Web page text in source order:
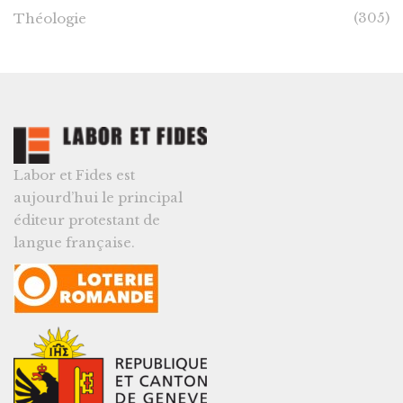
Théologie (305)
Labor et Fides est
aujourd’hui le principal
éditeur protestant de
langue française.